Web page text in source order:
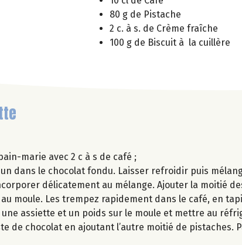
80 g de Pistache
2 c. à s. de Crème fraîche
100 g de Biscuit à la cuillère
marie avec 2 c à s de café ;
dans le chocolat fondu. Laisser refroidir puis
délicatement au mélange. Ajouter la moitié
moule. Les trempez rapidement dans le café, en
une assiette et un poids sur le moule et mettre au
de chocolat en ajoutant l’autre moitié de pistaches.